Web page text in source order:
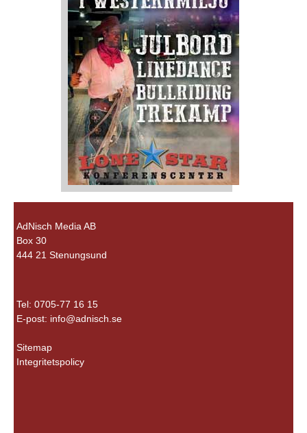
AdNisch Media AB
Box 30
444 21 Stenungsund
Tel: 0705-77 16 15
E-post: info@adnisch.se
Sitemap
Integritetspolicy